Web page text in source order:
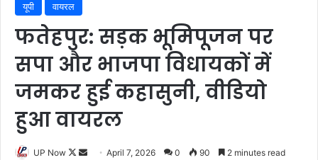
यूपी वायरल
फतेहपुर: सड़क भूमिपूजन पर
सपा और भाजपा विधायकों में
जमकर हुई कहासुनी, वीडियो
हुआ वायरल
UP Now
Follow
SendApril 7, 2026 0 90 2 minutes read